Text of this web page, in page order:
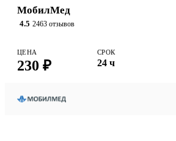
МобилМед
4.5 2463 отзывов
ЦЕНА
230 ₽
СРОК
24 ч